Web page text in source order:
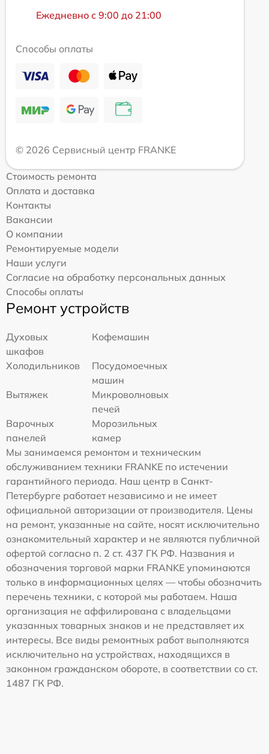
Ежедневно с 9:00 до 21:00
Способы оплаты
© 2026 Сервисный центр FRANKE
Стоимость ремонта
Оплата и доставка
Контакты
Вакансии
О компании
Ремонтируемые модели
Наши услуги
Согласие на обработку персональных данных
Способы оплаты
Ремонт устройств
Духовых
шкафов
Кофемашин
Холодильников
Посудомоечных
машин
Вытяжек
Микроволновых
печей
Варочных
панелей
Морозильных
камер
Мы занимаемся ремонтом и техническим
обслуживанием техники FRANKE по истечении
гарантийного периода. Наш центр в Санкт-
Петербурге работает независимо и не имеет
официальной авторизации от производителя. Цены
на ремонт, указанные на сайте, носят исключительно
ознакомительный характер и не являются публичной
офертой согласно п. 2 ст. 437 ГК РФ. Названия и
обозначения торговой марки FRANKE упоминаются
только в информационных целях — чтобы обозначить
перечень техники, с которой мы работаем. Наша
организация не аффилирована с владельцами
указанных товарных знаков и не представляет их
интересы. Все виды ремонтных работ выполняются
исключительно на устройствах, находящихся в
законном гражданском обороте, в соответствии со ст.
1487 ГК РФ.